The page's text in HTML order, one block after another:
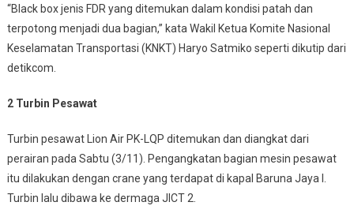
“Black box jenis FDR yang ditemukan dalam kondisi patah dan
terpotong menjadi dua bagian,” kata Wakil Ketua Komite Nasional
Keselamatan Transportasi (KNKT) Haryo Satmiko seperti dikutip dari
detikcom.
2 Turbin Pesawat
Turbin pesawat Lion Air PK-LQP ditemukan dan diangkat dari
perairan pada Sabtu (3/11). Pengangkatan bagian mesin pesawat
itu dilakukan dengan crane yang terdapat di kapal Baruna Jaya I.
Turbin lalu dibawa ke dermaga JICT 2.